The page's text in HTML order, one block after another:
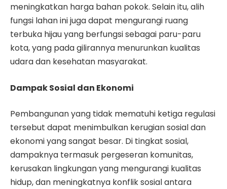
meningkatkan harga bahan pokok. Selain itu, alih
fungsi lahan ini juga dapat mengurangi ruang
terbuka hijau yang berfungsi sebagai paru-paru
kota, yang pada gilirannya menurunkan kualitas
udara dan kesehatan masyarakat.
Dampak Sosial dan Ekonomi
Pembangunan yang tidak mematuhi ketiga regulasi
tersebut dapat menimbulkan kerugian sosial dan
ekonomi yang sangat besar. Di tingkat sosial,
dampaknya termasuk pergeseran komunitas,
kerusakan lingkungan yang mengurangi kualitas
hidup, dan meningkatnya konflik sosial antara